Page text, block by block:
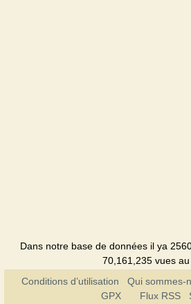
Dans notre base de données il ya
70,161,235 vues au
Conditions d’utilisation
Qui sommes-
GPX
Flux RSS